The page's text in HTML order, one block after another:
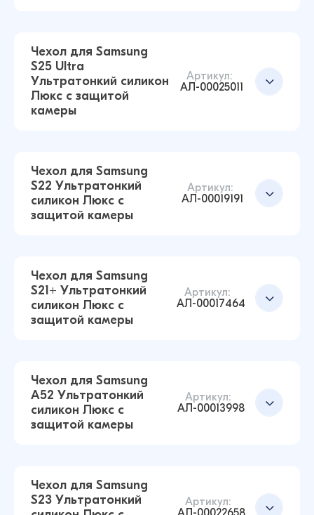
Чехол для Samsung S25 Ультратонкий силикон
Люкс с защитой камеры (Прозрачный)
Добавить в корзину
Чехол для Samsung S25 FE Ультратонкий
силикон Люкс с защитой камеры
(Прозрачный)
Добавить в корзину
Чехол для Samsung
S25 Ultra
Ультратонкий силикон
Люкс с защитой
камеры
Артикул:
АЛ-00025011
Чехол для Samsung S25 Ultra Ультратонкий
силикон Люкс с защитой камеры
Чехол для Samsung
S22 Ультратонкий
силикон Люкс с
защитой камеры
Артикул:
АЛ-00019191
Чехол для Samsung S22 Ультратонкий силикон
Люкс с защитой камеры (Прозрачный)
Чехол для Samsung
S21+ Ультратонкий
силикон Люкс с
защитой камеры
Артикул:
АЛ-00017464
Чехол для Samsung
A52 Ультратонкий
силикон Люкс с
защитой камеры
Артикул:
АЛ-00013998
Чехол для Samsung
S23 Ультратонкий
Артикул:
АЛ-00022658